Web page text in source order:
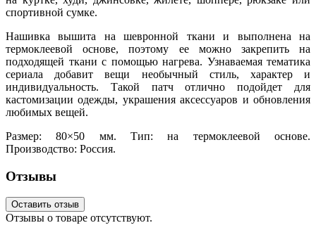
спортивной сумке.
Нашивка вышита на шевронной ткани и выполнена на
термоклеевой основе, поэтому ее можно закрепить на
подходящей ткани с помощью нагрева. Узнаваемая тематика
сериала добавит вещи необычный стиль, характер и
индивидуальность. Такой патч отлично подойдет для
кастомизации одежды, украшения аксессуаров и обновления
любимых вещей.
Размер: 80×50 мм. Тип: на термоклеевой основе.
Производство: Россия.
Отзывы
Оставить отзыв
Отзывы о товаре отсутствуют.